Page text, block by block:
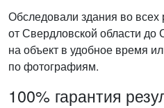
Обследовали здания во
от Свердловской области
на объект в удобное время
по фотографиям.
100% гарантия